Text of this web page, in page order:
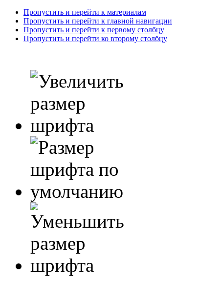
Пропустить и перейти к материалам
Пропустить и перейти к главной навигации
Пропустить и перейти к первому столбцу
Пропустить и перейти ко второму столбцу